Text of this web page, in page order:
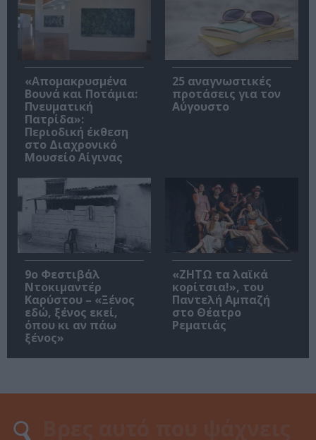
«Απομακρυσμένα
Βουνά και Ποτάμια:
Πνευματική
Πατρίδα»:
Περιοδική έκθεση
στο Διαχρονικό
Μουσείο Αίγινας
25 αναγνωστικές
προτάσεις για τον
Αύγουστο
9ο Φεστιβάλ
Ντοκιμαντέρ
Καρύστου – «Ξένος
εδώ, ξένος εκεί,
όπου κι αν πάω
ξένος»
«ΖΗΤΩ τα λαϊκά
κορίτσια!», του
Παντελή Αμπαζή
στο Θέατρο
Ρεματιάς